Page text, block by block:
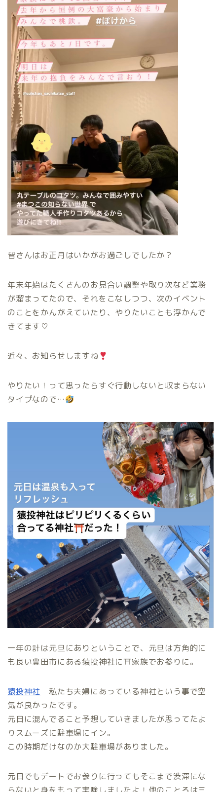
皆さんはお正月はいかがお過ごしでしたか？
年末年始はたくさんのお見合い調整や取り次など業務
が溜まってたので、それをこなしつつ、次のイベント
のことをかんがえていたり、やりたいことも浮かんで
きてます♡
近々、お知らせしますね
やりたい！って思ったらすぐ行動しないと収まらない
タイプなので…
一年の計は元旦にありということで、元旦は方角的に
も良い豊田市にある猿投神社に⛩家族でお参りに。
猿投神社 私たち夫婦にあっている神社という事で空
気が良かったです。
元日に混んでること予想していきましたが思ってたよ
りスムーズに駐車場にイン。
この時期だけなのか大駐車場がありました。
元日でもデートでお参りに行ってもそこまで渋滞にな